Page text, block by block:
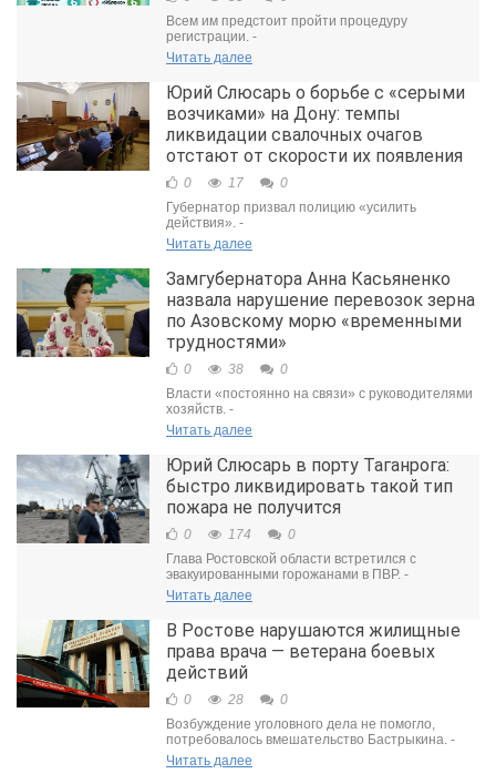
Всем им предстоит пройти процедуру
регистрации. -
Читать далее
Юрий Слюсарь о борьбе с «серыми
возчиками» на Дону: темпы
ликвидации свалочных очагов
отстают от скорости их появления
0 17
0
Губернатор призвал полицию «усилить
действия». -
Читать далее
Замгубернатора Анна Касьяненко
назвала нарушение перевозок зерна
по Азовскому морю «временными
трудностями»
0 38
0
Власти «постоянно на связи» с руководителями
хозяйств. -
Читать далее
Юрий Слюсарь в порту Таганрога:
быстро ликвидировать такой тип
пожара не получится
0 174
0
Глава Ростовской области встретился с
эвакуированными горожанами в ПВР. -
Читать далее
В Ростове нарушаются жилищные
права врача — ветерана боевых
действий
0 28
0
Возбуждение уголовного дела не помогло,
потребовалось вмешательство Бастрыкина. -
Читать далее